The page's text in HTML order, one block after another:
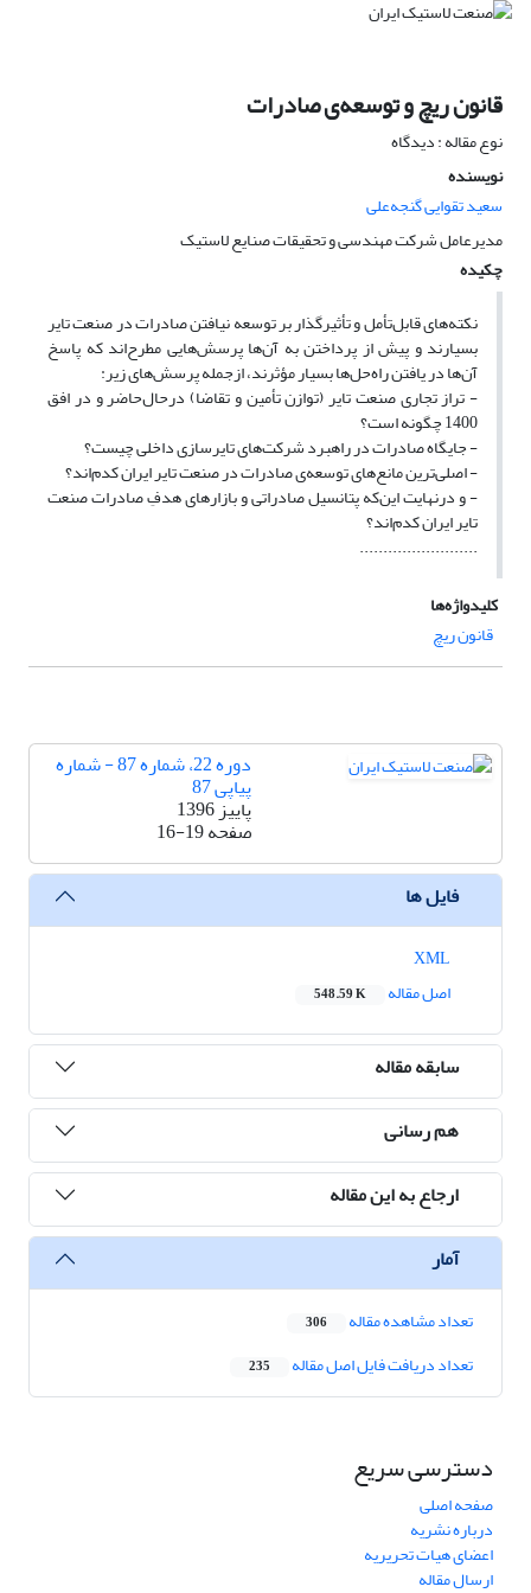
قانون ریچ و توسعه‌ی صادرات
نوع مقاله : دیدگاه
نویسنده
سعید تقوایی گنجه‌علی
مدیرعامل شرکت مهندسی و تحقیقات صنایع لاستیک
چکیده
نکته‌های قابل‌تأمل و تأثیرگذار بر توسعه‌ نیافتن صادرات در صنعت تایر
بسیارند و پیش از پرداختن به آن‌ها پرسش‌هایی مطرح‌اند که پاسخ
آن‌ها در یافتن راه‌حل‌ها بسیار مؤثرند، ازجمله پرسش‌های زیر:
- تراز تجاری صنعت تایر (توازن تأمین و تقاضا) درحال‌حاضر و در افق
1400 چگونه است؟
- جایگاه صادرات در راهبرد شرکت‌های تایرسازی داخلی چیست؟
- اصلی‌ترین مانع‌های توسعه‌ی صادرات در صنعت تایر ایران کدم‌اند؟
- و درنهایت این‌که پتانسیل صادراتی و بازارهای هدفِ صادرات صنعت
تایر ایران کدم‌اند؟
.........................
کلیدواژه‌ها
قانون ریچ
دوره 22، شماره 87 - شماره
پیاپی 87
پاییز 1396
صفحه16-19
فایل ها
اصل مقاله
548.59 K
سابقه مقاله
هم رسانی
ارجاع به این مقاله
آمار
تعداد مشاهده مقاله 306
تعداد دریافت فایل اصل مقاله 235
دسترسی سریع
صفحه اصلی
درباره نشریه
اعضای هیات تحریریه
ارسال مقاله